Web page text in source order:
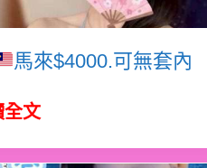
馬來$4000.可無套內
全文